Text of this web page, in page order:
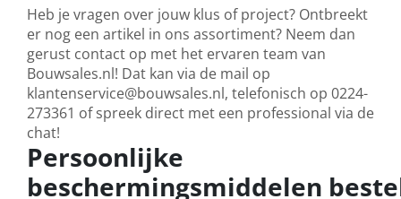
Heb je vragen over jouw klus of project? Ontbreekt
er nog een artikel in ons assortiment? Neem dan
gerust contact op met het ervaren team van
Bouwsales.nl! Dat kan via de mail op
klantenservice@bouwsales.nl, telefonisch op 0224-
273361 of spreek direct met een professional via de
chat!
Persoonlijke
beschermingsmiddelen